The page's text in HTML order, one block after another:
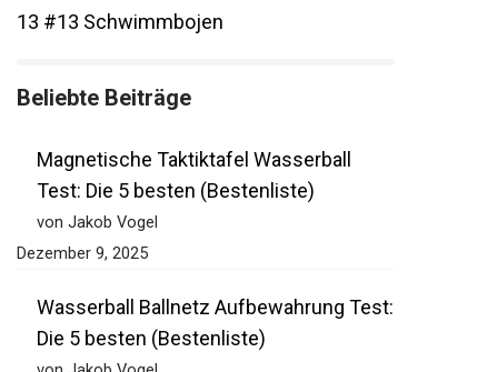
13#13 Schwimmbojen
Beliebte Beiträge
Magnetische Taktiktafel Wasserball
Test: Die 5 besten (Bestenliste)
von Jakob Vogel
Dezember 9, 2025
Wasserball Ballnetz Aufbewahrung
Test: Die 5 besten (Bestenliste)